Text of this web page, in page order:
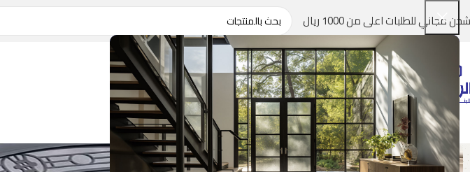
مجاني للطلبات اعلى من 1000 ريال